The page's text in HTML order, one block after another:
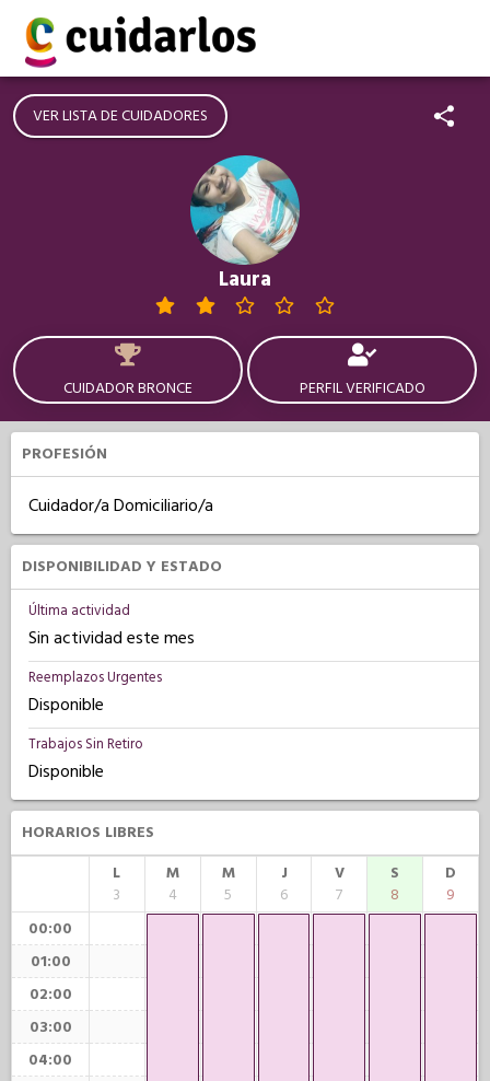
VER LISTA DE CUIDADORES
Laura
CUIDADOR BRONCE PERFIL VERIFICADO
PROFESIÓN
Cuidador/a Domiciliario/a
DISPONIBILIDAD Y ESTADO
Última actividad
Sin actividad este mes
Reemplazos Urgentes
Disponible
Trabajos Sin Retiro
Disponible
HORARIOS LIBRES
L
3
M
4
M
5
J
6
V
7
S
8
D
9
00:00
01:00
02:00
03:00
04:00